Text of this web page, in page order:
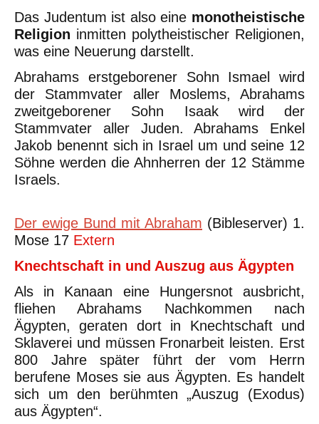
Das Judentum ist also eine monotheistische
Religion inmitten polytheistischer Religionen,
was eine Neuerung darstellt.
Abrahams erstgeborener Sohn Ismael wird
der Stammvater aller Moslems, Abrahams
zweitgeborener Sohn Isaak wird der
Stammvater aller Juden. Abrahams Enkel
Jakob benennt sich in Israel um und seine 12
Söhne werden die Ahnherren der 12 Stämme
Israels.
Der ewige Bund mit Abraham (Bibleserver) 1.
Mose 17 Extern
Knechtschaft in und Auszug aus Ägypten
Als in Kanaan eine Hungersnot ausbricht,
fliehen Abrahams Nachkommen nach
Ägypten, geraten dort in Knechtschaft und
Sklaverei und müssen Fronarbeit leisten. Erst
800 Jahre später führt der vom Herrn
berufene Moses sie aus Ägypten. Es handelt
sich um den berühmten „Auszug (Exodus)
aus Ägypten“.